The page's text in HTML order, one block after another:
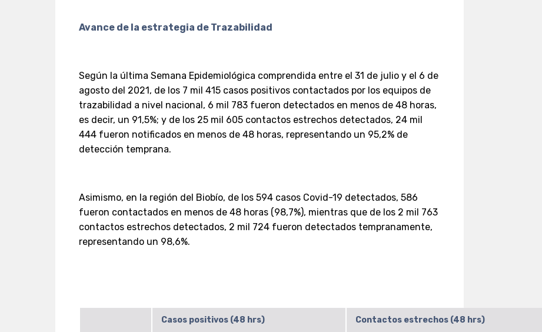
Avance de la estrategia de Trazabilidad
Según la última Semana Epidemiológica comprendida entre el 31 de julio y el 6 de
agosto del 2021, de los 7 mil 415 casos positivos contactados por los equipos de
trazabilidad a nivel nacional, 6 mil 783 fueron detectados en menos de 48 horas,
es decir, un 91,5%; y de los 25 mil 605 contactos estrechos detectados, 24 mil
444 fueron notificados en menos de 48 horas, representando un 95,2% de
detección temprana.
Asimismo, en la región del Biobío, de los 594 casos Covid-19 detectados, 586
fueron contactados en menos de 48 horas (98,7%), mientras que de los 2 mil 763
contactos estrechos detectados, 2 mil 724 fueron detectados tempranamente,
representando un 98,6%.
Casos positivos (48 hrs) Contactos estrechos (48 hrs)